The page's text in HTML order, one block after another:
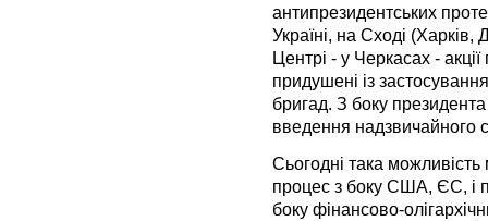
антипрезидентських
Україні, на Сході
Центрі - у Черкасах -
придушені із
бригад. З боку
введення надзвичайного
Сьогодні така можливість
процес з боку США, ЄС, і
боку фінансово-